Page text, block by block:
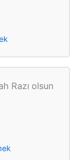
Razı olsun